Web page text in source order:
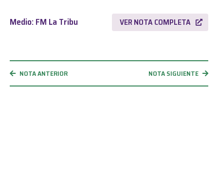
Medio: FM La Tribu VER NOTA COMPLETA
NOTA ANTERIOR NOTA SIGUIENTE